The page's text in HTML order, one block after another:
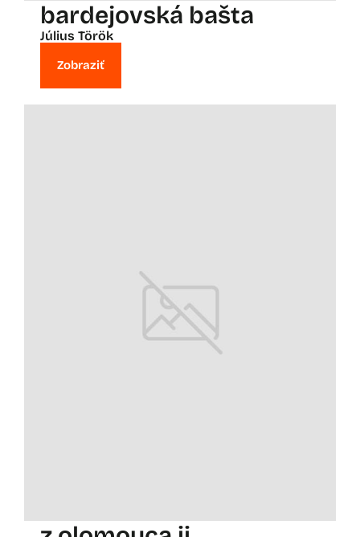
bardejovská bašta
Július Török
Zobraziť